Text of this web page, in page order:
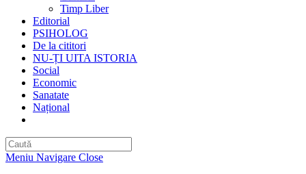
Timp Liber
Editorial
PSIHOLOG
De la cititori
NU-ȚI UITA ISTORIA
Social
Economic
Sanatate
Național
Meniu Navigare Close